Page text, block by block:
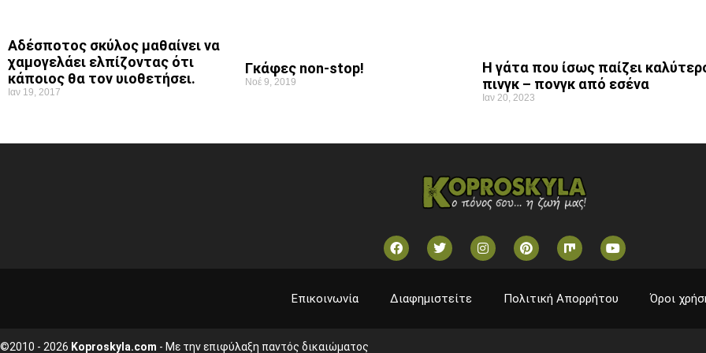
Αδέσποτος σκύλος μαθαίνει να
χαμογελάει ελπίζοντας ότι
κάποιος θα τον υιοθετήσει.
Ιαν 19, 2017
Γκάφες non-stop!
Νοέ 9, 2019
Η γάτα που ίσως παίζει
πινγκ – πονγκ από εσένα
Ιαν 20, 2023
Επικοινωνία Διαφημιστείτε Πολιτική Απορρήτου Όροι
©2010 - 2026 Koproskyla.com - Με την επιφύλαξη παντός δικαιώματος